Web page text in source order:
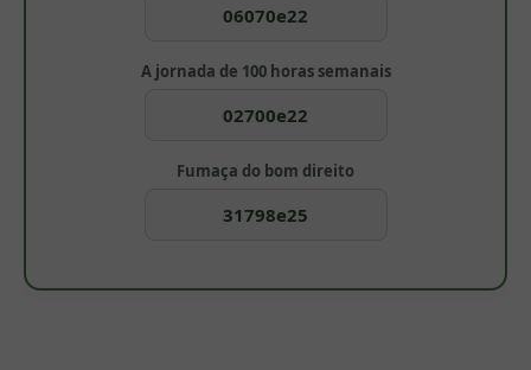
06070e22
A jornada de 100 horas semanais
02700e22
Fumaça do bom direito
31798e25